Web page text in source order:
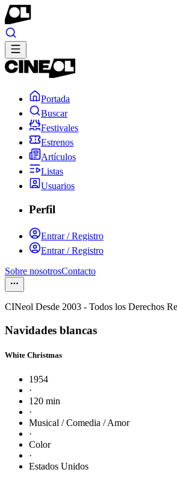
Portada
Buscar
Festivales
Estrenos
Artículos
Listas
Usuarios
Perfil
Entrar / Registro
Entrar / Registro
Sobre nosotrosContacto
CINeol Desde 2003 - Todos los Derechos
Navidades blancas
White Christmas
1954
·
120 min
·
Musical / Comedia / Amor
·
Color
·
Estados Unidos